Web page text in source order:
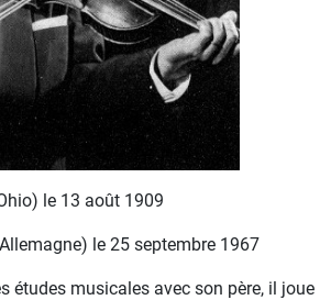
le 13 août 1909
le 25 septembre 1967
études musicales avec son père, il joue